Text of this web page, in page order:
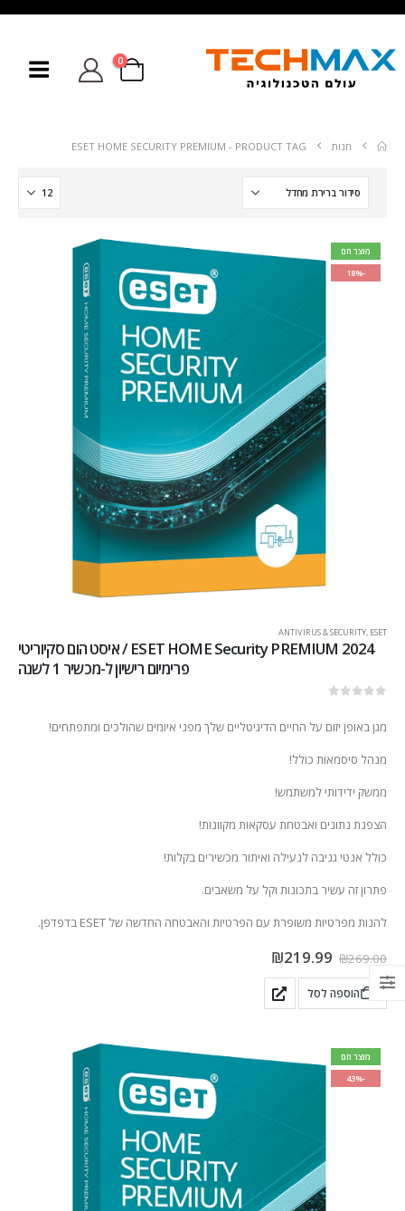
0
חנות PRODUCT TAG -
ESET HOME SECURITY PREMIUM
מוצר חם
-18%
ANTIVIRUS & SECURITY, ESET
2024 ESET HOME Security PREMIUM / איסט הום סקיוריטי
פרימיום רישיון ל-מכשיר 1 לשנה
מגן באופן יזום על החיים הדיגיטליים שלך מפני איומים שהולכים ומתפתחים!
מנהל סיסמאות כולל!
ממשק ידידותי למשתמש!
הצפנת נתונים ואבטחת עסקאות מקוונות!
כולל אנטי גניבה לנעילה ואיתור מכשירים בקלות!
פתרון זה עשיר בתכונות וקל על משאבים.
להנות מפרטיות משופרת עם הפרטיות והאבטחה החדשה של ESET בדפדפן.
₪269.00
₪219.99
הוספה לסל
מוצר חם
-43%